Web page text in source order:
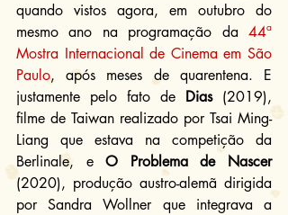
quando vistos agora, em outubro do
mesmo ano na programação da 44ª
Mostra Internacional de Cinema em São
Paulo, após meses de quarentena. E
justamente pelo fato de Dias (2019),
filme de Taiwan realizado por Tsai Ming-
Liang que estava na competição da
Berlinale, e O Problema de Nascer
(2020), produção austro-alemã dirigida
por Sandra Wollner que integrava a